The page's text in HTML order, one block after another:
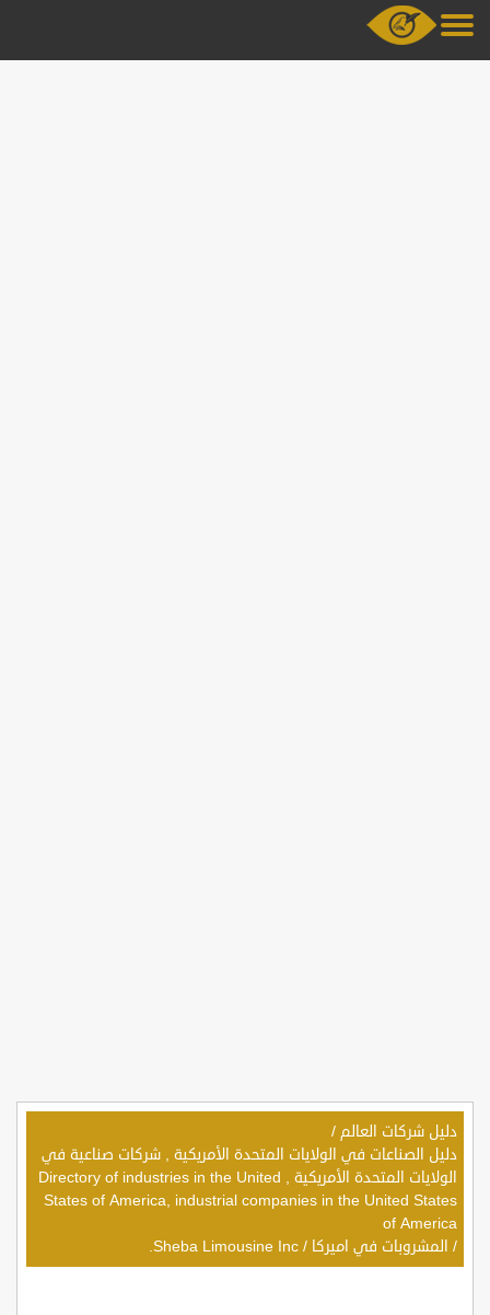
دليل شركات العالم /
دليل الصناعات في الولايات المتحدة الأمريكية , شركات صناعية في
الولايات المتحدة الأمريكية , Directory of industries in the United
States of America, industrial companies in the United States
of America
/ المشروبات في اميركا /
Sheba Limousine Inc.